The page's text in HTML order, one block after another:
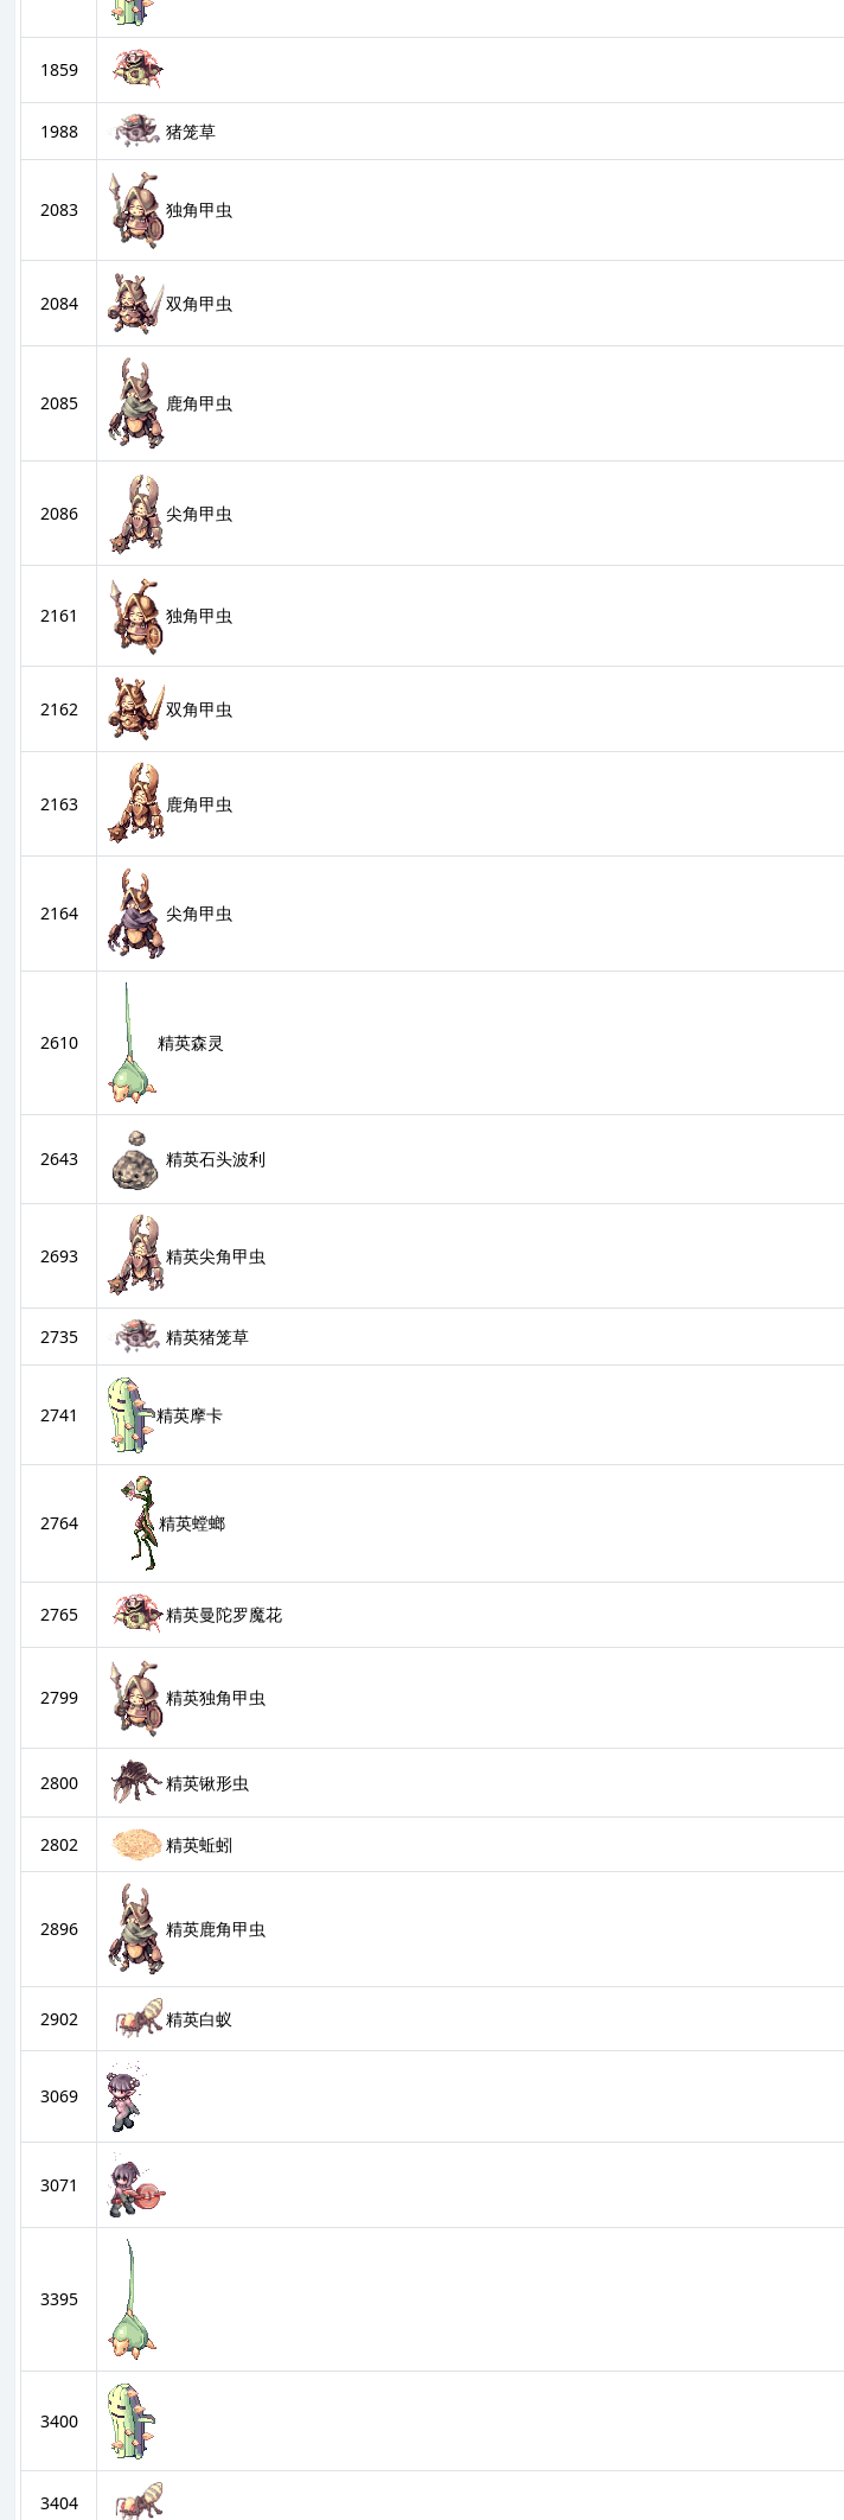
1859
1988 猪笼草
2083 独角甲虫
2084 双角甲虫
2085 鹿角甲虫
2086 尖角甲虫
2161 独角甲虫
2162 双角甲虫
2163 鹿角甲虫
2164 尖角甲虫
2610 精英森灵
2643 精英石头波利
2693 精英尖角甲虫
2735 精英猪笼草
2741 精英摩卡
2764 精英螳螂
2765 精英曼陀罗魔花
2799 精英独角甲虫
2800 精英锹形虫
2802 精英蚯蚓
2896 精英鹿角甲虫
2902 精英白蚁
3069
3071
3395
3400
3404